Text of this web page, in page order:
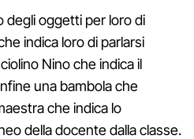
degli oggetti per loro di
indica loro di parlarsi
Nino che indica il
una bambola che
che indica lo
della docente dalla classe.